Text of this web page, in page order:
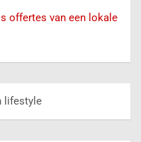
offertes van een lokale